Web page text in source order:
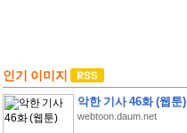
인기 이미지
악한 기사 46화 (웹툰)
webtoon.daum.net